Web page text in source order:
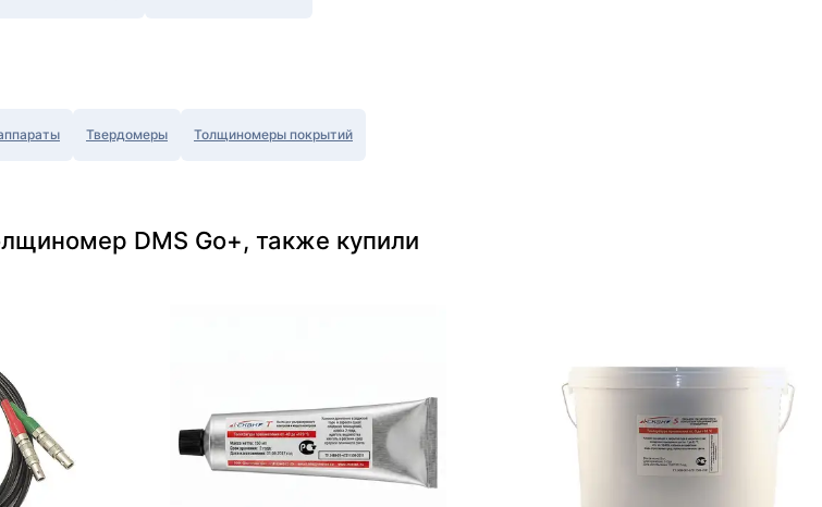
Твердомеры Толщиномеры покрытий
DMS Go+, также купили